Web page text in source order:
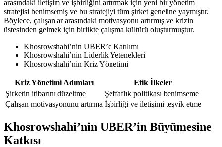
arasındaki iletişim ve işbirliğini artırmak için yeni bir yönetim
stratejisi benimsemiş ve bu stratejiyi tüm şirket geneline yaymıştır.
Böylece, çalışanlar arasındaki motivasyonu artırmış ve krizin
üstesinden gelmek için birlikte çalışma kültürü oluşturmuştur.
Khosrowshahi’nin UBER’e Katılımı
Khosrowshahi’nin Liderlik Yetenekleri
Khosrowshahi’nin Kriz Yönetimi
Kriz Yönetimi Adımları
Etik İlkeler
Şirketin itibarını düzeltme
Şeffaflık politikası benimseme
Çalışan motivasyonunu artırma İşbirliği ve iletişimi teşvik etme
Khosrowshahi’nin UBER’in Büyümesine
Katkısı